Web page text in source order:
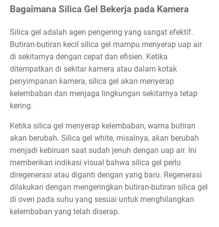
Bagaimana Silica Gel Bekerja pada Kamera
Silica gel adalah agen pengering yang sangat efektif.
Butiran-butiran kecil silica gel mampu menyerap uap air
di sekitarnya dengan cepat dan efisien. Ketika
ditempatkan di sekitar kamera atau dalam kotak
penyimpanan kamera, silica gel akan menyerap
kelembaban dan menjaga lingkungan sekitarnya tetap
kering.
Ketika silica gel menyerap kelembaban, warna butiran
akan berubah. Silica gel white, misalnya, akan berubah
menjadi kebiruan saat sudah jenuh dengan uap air. Ini
memberikan indikasi visual bahwa silica gel perlu
diregenerasi atau diganti dengan yang baru. Regenerasi
dilakukan dengan mengeringkan butiran-butiran silica gel
di oven pada suhu yang sesuai untuk menghilangkan
kelembaban yang telah diserap.